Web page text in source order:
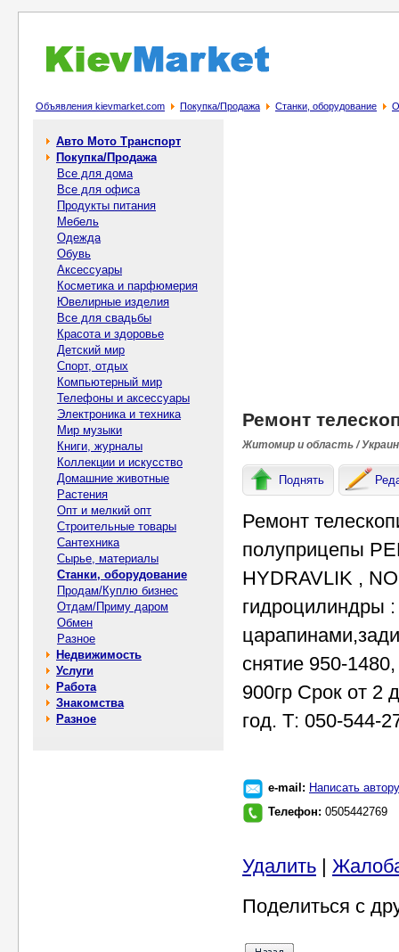
Объявления kievmarket.com Покупка/Продажа Станки, оборудование
Авто Мото Транспорт
Покупка/Продажа
Все для дома
Все для офиса
Продукты питания
Мебель
Одежда
Обувь
Аксессуары
Косметика и парфюмерия
Ювелирные изделия
Все для свадьбы
Красота и здоровье
Детский мир
Спорт, отдых
Компьютерный мир
Телефоны и аксессуары
Электроника и техника
Мир музыки
Книги, журналы
Коллекции и искусство
Домашние животные
Растения
Опт и мелкий опт
Строительные товары
Сантехника
Сырье, материалы
Станки, оборудование
Продам/Куплю бизнес
Отдам/Приму даром
Обмен
Разное
Недвижимость
Услуги
Работа
Знакомства
Разное
Ремонт
Житомир и область /
Поднять
Ремонт
полуприцепы
HYDRAVLIK ,
гидроцилиндры
снятие 950-
900гр Срок от 2
год. Т: 050-544-
e-mail: Написать автору
Телефон: 0505442769
Удалить |
Поделиться с